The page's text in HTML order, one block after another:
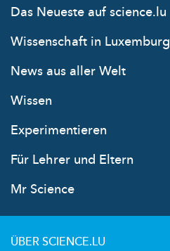
Das Neueste auf science.lu
Wissenschaft in Luxemburg
News aus aller Welt
Wissen
Experimentieren
Für Lehrer und Eltern
Mr Science
ÜBER SCIENCE.LU